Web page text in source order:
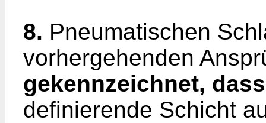
8. Pneumatischen
vorhergehenden
gekennzeichnet, dass
definierende Schicht